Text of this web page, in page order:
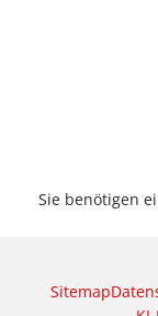
Sie benötigen
Sitemap